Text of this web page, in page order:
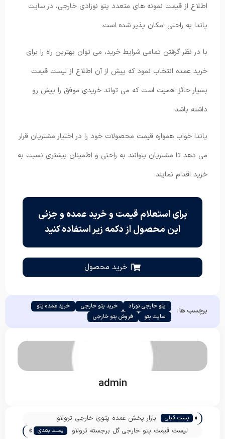
اطلاع از قیمت نمونه های متعدد پتو نوزادی خارجی، در سایت
پاندا به راحتی امکان پذیر شده است.
با در نظر گرفتن تمامی شرایط خرید، می توان بهترین راه را برای
خرید عمده انتخاب نمود که پیش از آن اطلاع از لیست قیمت
بسیار حائز اهمیت است که می تواند خریدی موفق را پیش رو
داشته باشد.
پاندا خواب همواره قیمت محصولات خود را در اختیار مشتریان قرار
می دهد تا مشتریان بتوانند به راحتی و اطمینان بیشتری نسبت به
خرید اقدام نمایند.
برای استعلام قیمت و خرید عمده و جزئی
این محصول از دکمه زیر استفاده کنید
| خرید محصول
برچسب ها : پتو خارجی نوزاد خرید پتو خارجی
خرید عمده پتو
سایت پتو
فروش پتو خارجی
admin
« پست قبلی
بازار پخش عمده پتوی خارجی ترولاو
لیست قیمت پتو خارجی گل برجسته ترولاو
پست بعدی »